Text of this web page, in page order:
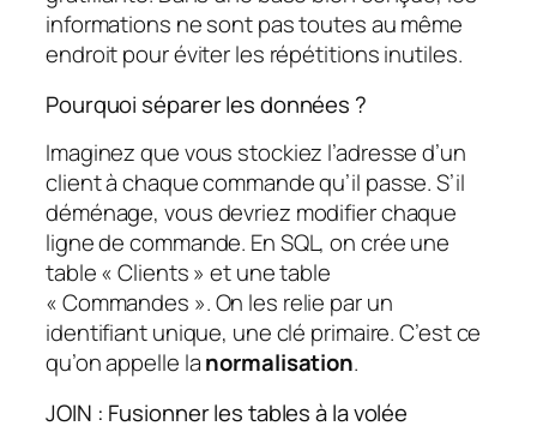
informations ne sont pas toutes au même
endroit pour éviter les répétitions inutiles.
Pourquoi séparer les données ?
Imaginez que vous stockiez l’adresse d’un
client à chaque commande qu’il passe. S’il
déménage, vous devriez modifier chaque
ligne de commande. En SQL, on crée une
table « Clients » et une table
« Commandes ». On les relie par un
identifiant unique, une clé primaire. C’est ce
qu’on appelle lanormalisation.
JOIN : Fusionner les tables à la volée